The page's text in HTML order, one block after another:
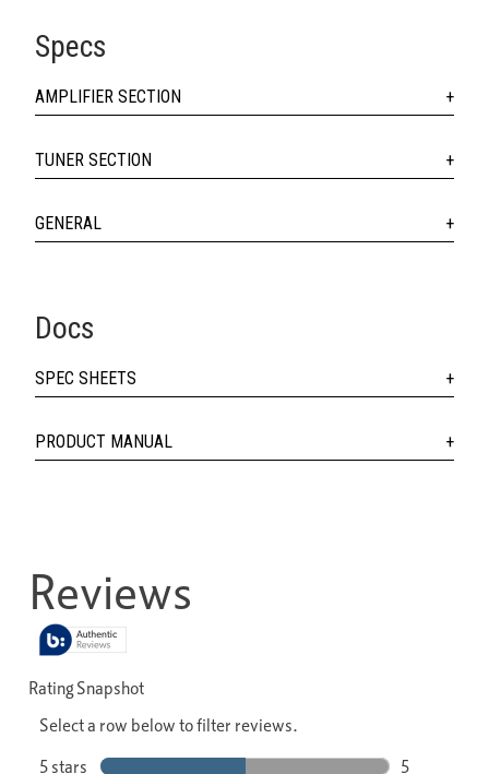
Specs
AMPLIFIER SECTION
TUNER SECTION
GENERAL
Docs
SPEC SHEETS
PRODUCT MANUAL